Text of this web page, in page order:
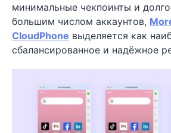
минимальные чекпоинты и
большим числом аккаунтов,
CloudPhone выделяется как
сбалансированное и надёжное